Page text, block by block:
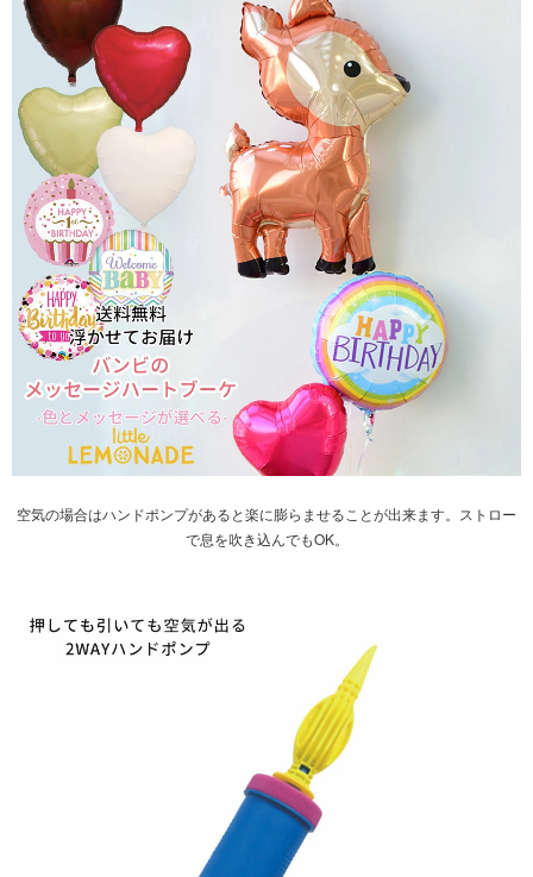
空気の場合はハンドポンプがあると楽に膨らませることが出来ます。ストロー
で息を吹き込んでもOK。